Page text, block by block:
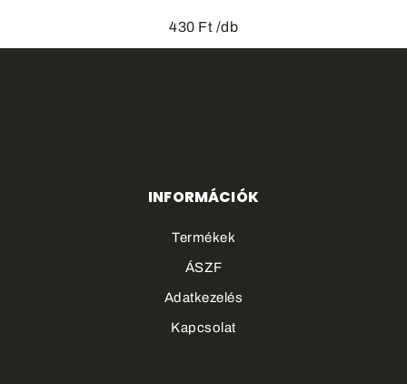
430 Ft /db
INFORMÁCIÓK
Termékek
ÁSZF
Adatkezelés
Kapcsolat